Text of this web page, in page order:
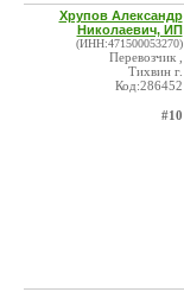
Хрупов Александр
Николаевич, ИП
(ИНН:471500053270)
Перевозчик ,
Тихвин г.
Код:286452
#10